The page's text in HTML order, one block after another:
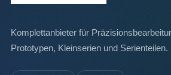
Komplettanbieter für
Prototypen, Kleinserien und Serienteilen.